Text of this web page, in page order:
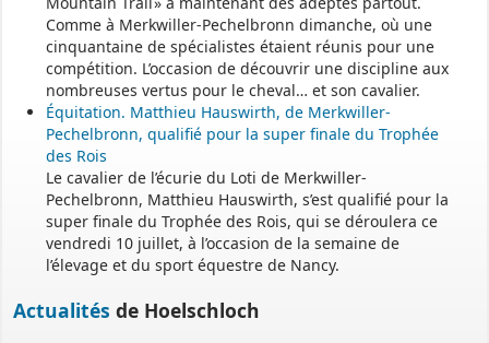
Le secrétariat est fermé le samedi matin.
Une permanence est assurée par le maire, sur rendez-vous.
Comme à Merkwiller-Pechelbronn dimanche, où une
cinquantaine de spécialistes étaient réunis pour une
compétition. L’occasion de découvrir une discipline aux
nombreuses vertus pour le cheval… et son cavalier.
Équitation. Matthieu Hauswirth, de Merkwiller-
Pechelbronn, qualifié pour la super finale du Trophée
des Rois
Le cavalier de l’écurie du Loti de Merkwiller-
Pechelbronn, Matthieu Hauswirth, s’est qualifié pour la
super finale du Trophée des Rois, qui se déroulera ce
vendredi 10 juillet, à l’occasion de la semaine de
l’élevage et du sport équestre de Nancy.
Actualités de Hoelschloch